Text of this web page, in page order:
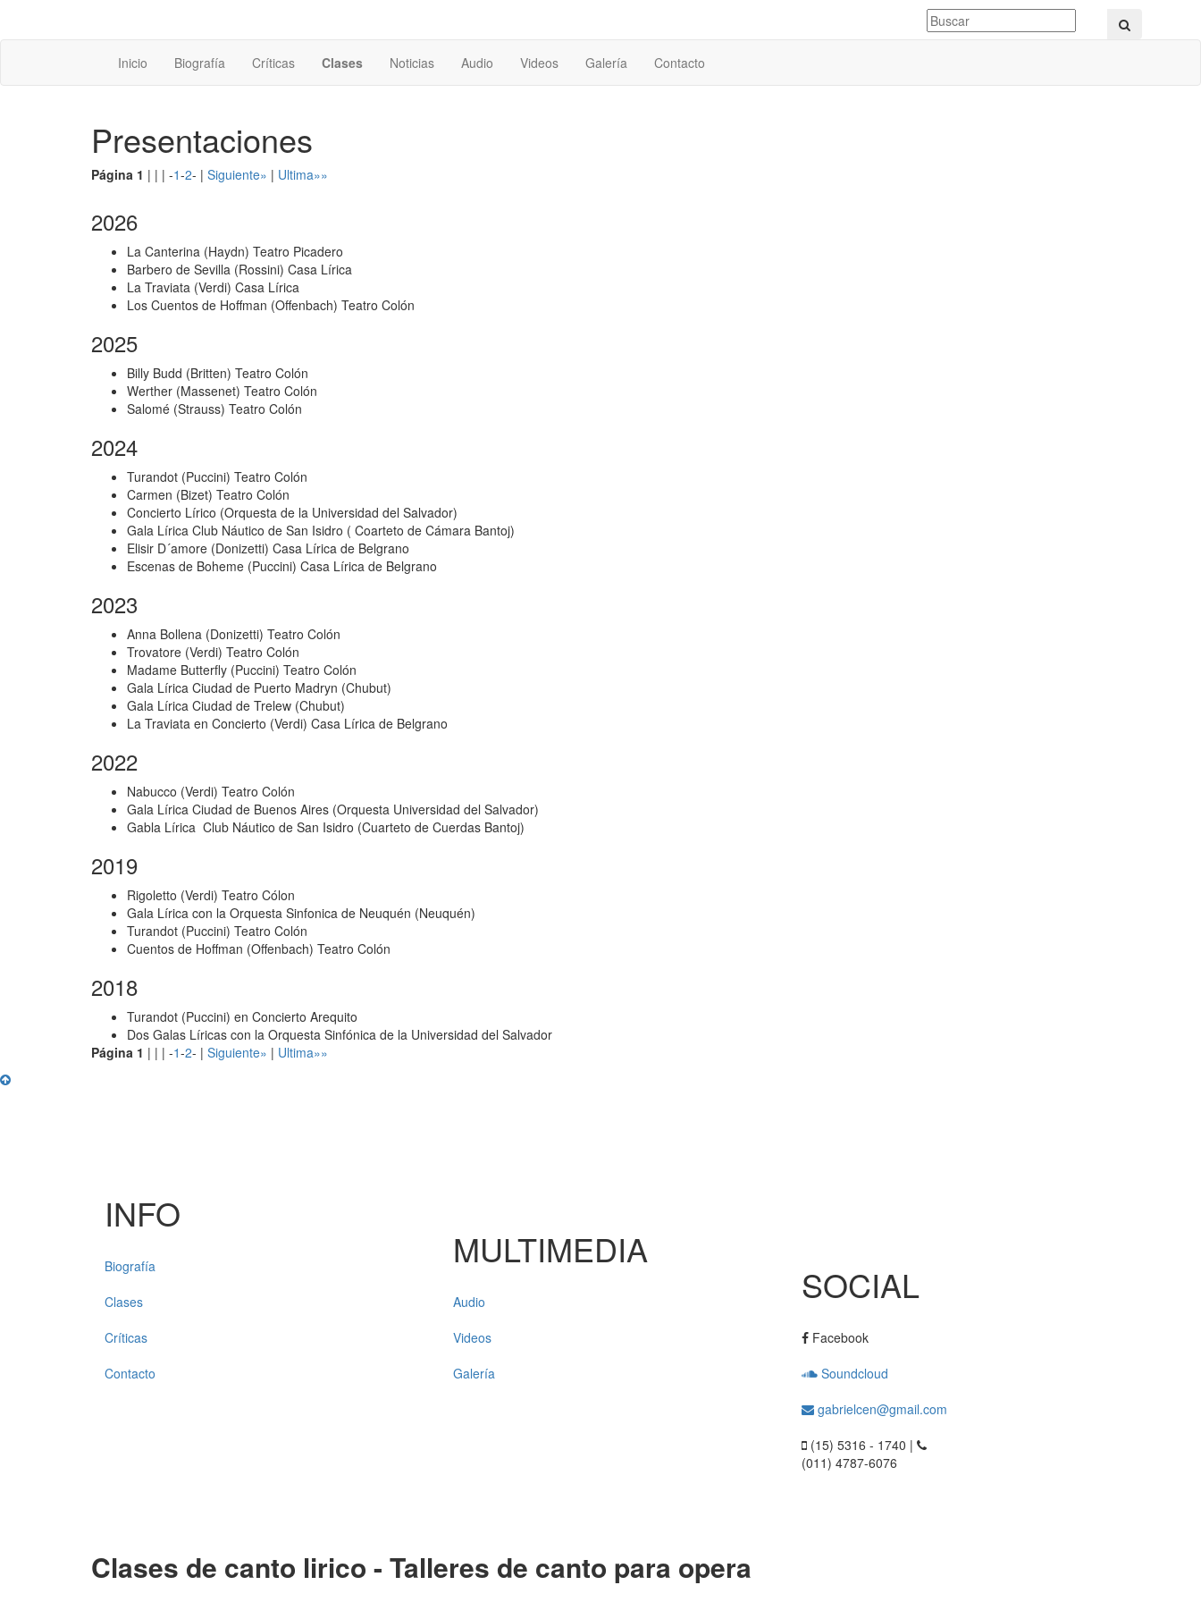
Inicio Biografía Críticas Clases Noticias Audio Videos Galería Contacto
Presentaciones
Página 1 | | | -1-2- | Siguiente» | Ultima»»
2026
La Canterina (Haydn) Teatro Picadero
Barbero de Sevilla (Rossini) Casa Lírica
La Traviata (Verdi) Casa Lírica
Los Cuentos de Hoffman (Offenbach) Teatro Colón
2025
Billy Budd (Britten) Teatro Colón
Werther (Massenet) Teatro Colón
Salomé (Strauss) Teatro Colón
2024
Turandot (Puccini) Teatro Colón
Carmen (Bizet) Teatro Colón
Concierto Lírico (Orquesta de la Universidad del Salvador)
Gala Lírica Club Náutico de San Isidro ( Coarteto de Cámara Bantoj)
Elisir D´amore (Donizetti) Casa Lírica de Belgrano
Escenas de Boheme (Puccini) Casa Lírica de Belgrano
2023
Anna Bollena (Donizetti) Teatro Colón
Trovatore (Verdi) Teatro Colón
Madame Butterfly (Puccini) Teatro Colón
Gala Lírica Ciudad de Puerto Madryn (Chubut)
Gala Lírica Ciudad de Trelew (Chubut)
La Traviata en Concierto (Verdi) Casa Lírica de Belgrano
2022
Nabucco (Verdi) Teatro Colón
Gala Lírica Ciudad de Buenos Aires (Orquesta Universidad del Salvador)
Gabla Lírica Club Náutico de San Isidro (Cuarteto de Cuerdas Bantoj)
2019
Rigoletto (Verdi) Teatro Cólon
Gala Lírica con la Orquesta Sinfonica de Neuquén (Neuquén)
Turandot (Puccini) Teatro Colón
Cuentos de Hoffman (Offenbach) Teatro Colón
2018
Turandot (Puccini) en Concierto Arequito
Dos Galas Líricas con la Orquesta Sinfónica de la Universidad del Salvador
Página 1 | | | -1-2- | Siguiente» | Ultima»»
INFO
Biografía
Clases
Críticas
Contacto
MULTIMEDIA
Audio
Videos
Galería
SOCIAL
Facebook
Soundcloud
gabrielcen@gmail.com
(15) 5316 - 1740 |
(011) 4787-6076
Clases de canto lirico - Talleres de canto para opera